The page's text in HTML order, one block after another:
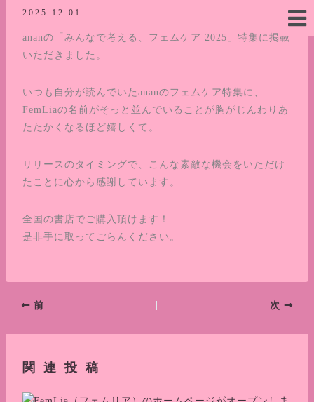
2025.12.01
ananの「みんなで考える、フェムケア 2025」特集に掲載
いただきました。
いつも自分が読んでいたananのフェムケア特集に、
FemLiaの名前がそっと並んでいることが胸がじんわりあ
たたかくなるほど嬉しくて。
リリースのタイミングで、こんな素敵な機会をいただけ
たことに心から感謝しています。
全国の書店でご購入頂けます！
是非手に取ってごらんください。
前 次
関連投稿